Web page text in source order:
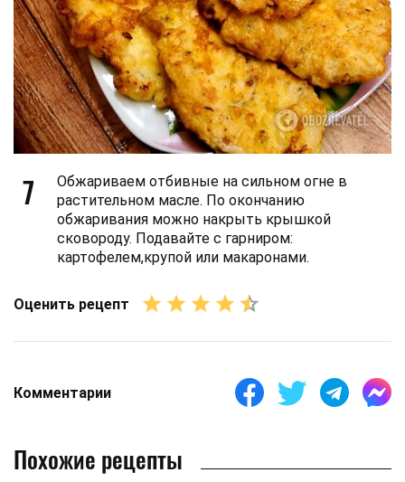
7
Обжариваем отбивные на сильном огне в
растительном масле. По окончанию
обжаривания можно накрыть крышкой
сковороду. Подавайте с гарниром:
картофелем,крупой или макаронами.
Оценить рецепт
Комментарии
Похожие рецепты